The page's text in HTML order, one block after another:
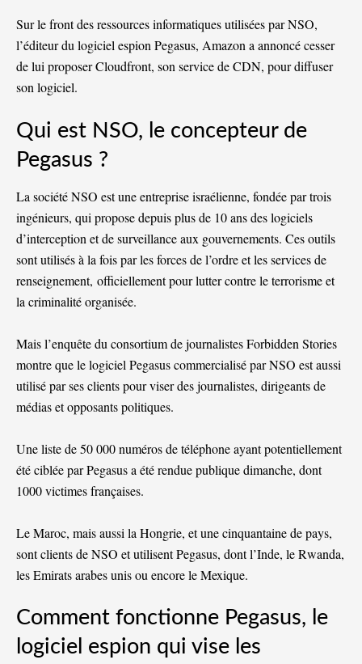
Sur le front des ressources informatiques utilisées par NSO,
l’éditeur du logiciel espion Pegasus, Amazon a annoncé cesser
de lui proposer Cloudfront, son service de CDN, pour diffuser
son logiciel.
Qui est NSO, le concepteur de
Pegasus ?
La société NSO est une entreprise israélienne, fondée par trois
ingénieurs, qui propose depuis plus de 10 ans des logiciels
d’interception et de surveillance aux gouvernements. Ces outils
sont utilisés à la fois par les forces de l’ordre et les services de
renseignement, officiellement pour lutter contre le terrorisme et
la criminalité organisée.
Mais l’enquête du consortium de journalistes Forbidden Stories
montre que le logiciel Pegasus commercialisé par NSO est aussi
utilisé par ses clients pour viser des journalistes, dirigeants de
médias et opposants politiques.
Une liste de 50 000 numéros de téléphone ayant potentiellement
été ciblée par Pegasus a été rendue publique dimanche, dont
1000 victimes françaises.
Le Maroc, mais aussi la Hongrie, et une cinquantaine de pays,
sont clients de NSO et utilisent Pegasus, dont l’Inde, le Rwanda,
les Emirats arabes unis ou encore le Mexique.
Comment fonctionne Pegasus, le
logiciel espion qui vise les